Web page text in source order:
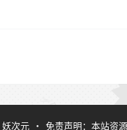
妖次元 ・ 免责声明：本站资